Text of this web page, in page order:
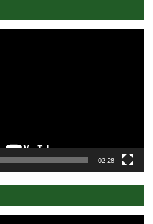
02:28